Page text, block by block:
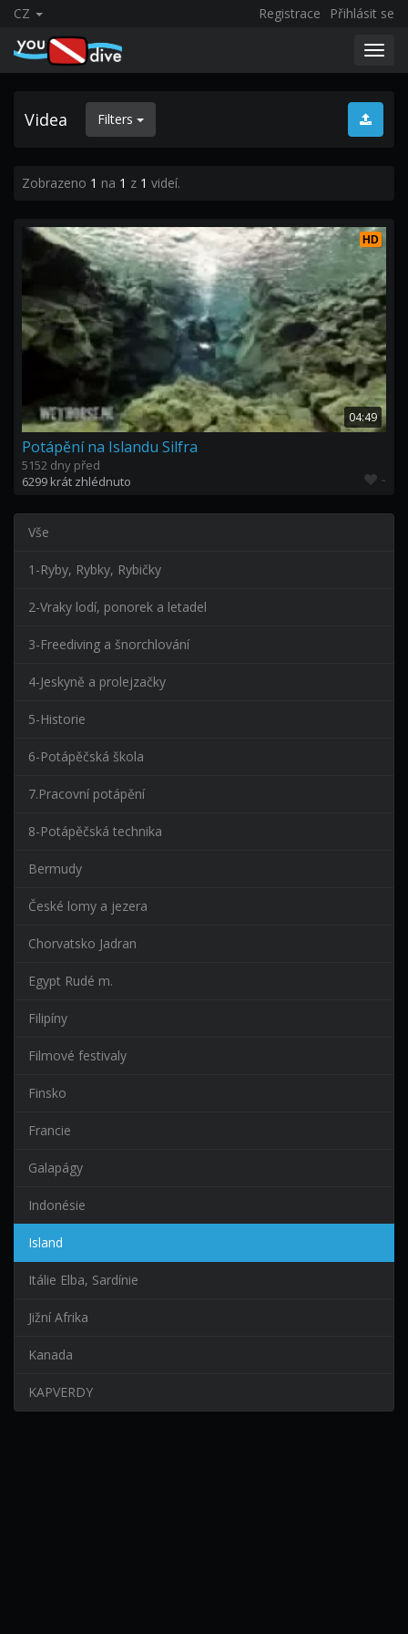
CZ Registrace Přihlásit se
Videa Filters
Zobrazeno 1 na 1 z 1 videí.
HD
04:49
Potápění na Islandu Silfra
5152 dny před
6299 krát zhlédnuto
-
Vše
1-Ryby, Rybky, Rybičky
2-Vraky lodí, ponorek a letadel
3-Freediving a šnorchlování
4-Jeskyně a prolejzačky
5-Historie
6-Potápěčská škola
7.Pracovní potápění
8-Potápěčská technika
Bermudy
České lomy a jezera
Chorvatsko Jadran
Egypt Rudé m.
Filipíny
Filmové festivaly
Finsko
Francie
Galapágy
Indonésie
Island
Itálie Elba, Sardínie
Jižní Afrika
Kanada
KAPVERDY